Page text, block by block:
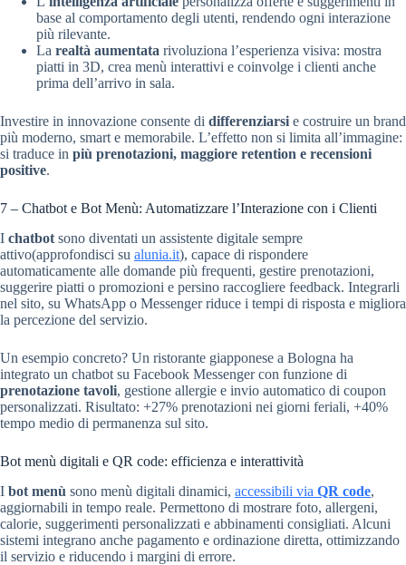
base al comportamento degli utenti, rendendo ogni interazione
più rilevante.
La realtà aumentata rivoluziona l’esperienza visiva: mostra
piatti in 3D, crea menù interattivi e coinvolge i clienti anche
prima dell’arrivo in sala.
Investire in innovazione consente di differenziarsi e costruire un brand
più moderno, smart e memorabile. L’effetto non si limita all’immagine:
si traduce in più prenotazioni, maggiore retention e recensioni
positive.
7 – Chatbot e Bot Menù: Automatizzare l’Interazione con i Clienti
I chatbot sono diventati un assistente digitale sempre
attivo(approfondisci su alunia.it), capace di rispondere
automaticamente alle domande più frequenti, gestire prenotazioni,
suggerire piatti o promozioni e persino raccogliere feedback. Integrarli
nel sito, su WhatsApp o Messenger riduce i tempi di risposta e migliora
la percezione del servizio.
Un esempio concreto? Un ristorante giapponese a Bologna ha
integrato un chatbot su Facebook Messenger con funzione di
prenotazione tavoli, gestione allergie e invio automatico di coupon
personalizzati. Risultato: +27% prenotazioni nei giorni feriali, +40%
tempo medio di permanenza sul sito.
Bot menù digitali e QR code: efficienza e interattività
I bot menù sono menù digitali dinamici, accessibili via QR code,
aggiornabili in tempo reale. Permettono di mostrare foto, allergeni,
calorie, suggerimenti personalizzati e abbinamenti consigliati. Alcuni
sistemi integrano anche pagamento e ordinazione diretta, ottimizzando
il servizio e riducendo i margini di errore.